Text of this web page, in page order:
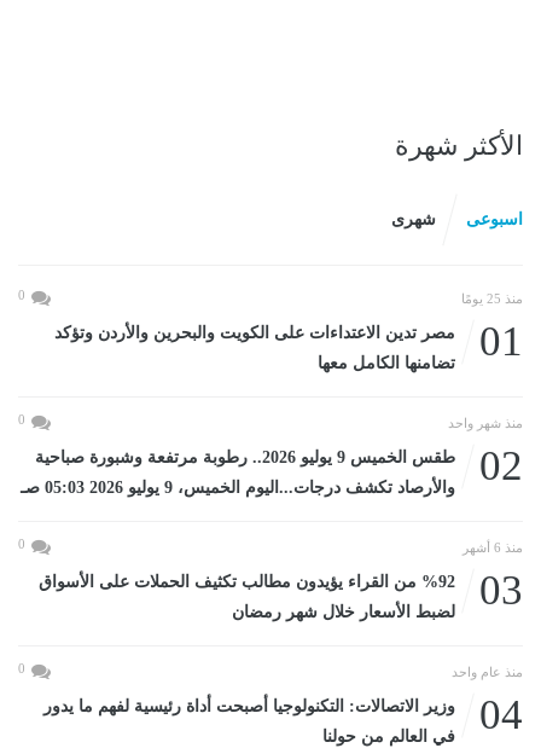
الأكثر شهرة
اسبوعى شهرى
منذ 25 يومًا 0
01
مصر تدين الاعتداءات على الكويت والبحرين والأردن وتؤكد
تضامنها الكامل معها
منذ شهر واحد 0
02
طقس الخميس 9 يوليو 2026.. رطوبة مرتفعة وشبورة صباحية
والأرصاد تكشف درجات...اليوم الخميس، 9 يوليو 2026 05:03 صـ
منذ 6 أشهر 0
03
%92 من القراء يؤيدون مطالب تكثيف الحملات على الأسواق
لضبط الأسعار خلال شهر رمضان
منذ عام واحد 0
04
وزير الاتصالات: التكنولوجيا أصبحت أداة رئيسية لفهم ما يدور
في العالم من حولنا